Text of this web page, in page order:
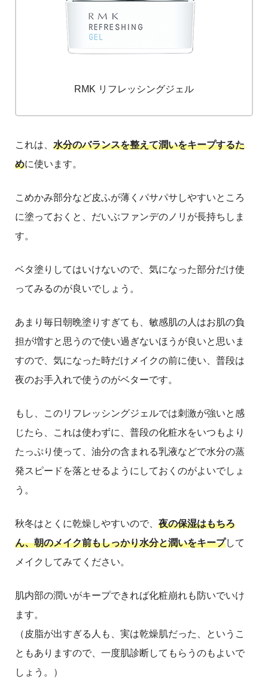
RMK リフレッシングジェル
これは、 水分のバランスを整えて潤いをキープするた
めに使います。
こめかみ部分など皮ふが薄くパサパサしやすいところ
に塗っておくと、だいぶファンデのノリが長持ちしま
す。
ベタ塗りしてはいけないので、気になった部分だけ使
ってみるのが良いでしょう。
あまり毎日朝晩塗りすぎても、敏感肌の人はお肌の負
担が増すと思うので使い過ぎないほうが良いと思いま
すので、気になった時だけメイクの前に使い、普段は
夜のお手入れで使うのがベターです。
もし、このリフレッシングジェルでは刺激が強いと感
じたら、これは使わずに、普段の化粧水をいつもより
たっぷり使って、油分の含まれる乳液などで水分の蒸
発スピードを落とせるようにしておくのがよいでしょ
う。
秋冬はとくに乾燥しやすいので、 夜の保湿はもちろ
ん、朝のメイク前もしっかり水分と潤いをキープして
メイクしてみてください。
肌内部の潤いがキープできれば化粧崩れも防いでいけ
ます。
（皮脂が出すぎる人も、実は乾燥肌だった、というこ
ともありますので、一度肌診断してもらうのもよいで
しょう。）